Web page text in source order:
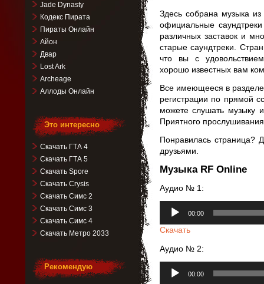
Здесь собрана музыка
официальные
различных заставок и
старые саундтреки.
что вы с
хорошо известных вам
Все имеющееся в
регистрации по прямой
можете слушать музыку
Приятного
Понравилась страница?
друзьями.
Музыка RF Online
Аудио № 1:
00:00
Скачать
Аудио № 2:
00:00
Jade Dynasty
Кодекс Пирата
Пираты Онлайн
Айон
Двар
Lost Ark
Archeage
Аллоды Онлайн
Это интересно
Скачать ГТА 4
Скачать ГТА 5
Скачать Spore
Скачать Crysis
Скачать Симс 2
Скачать Симс 3
Скачать Симс 4
Скачать Метро 2033
Рекомендую